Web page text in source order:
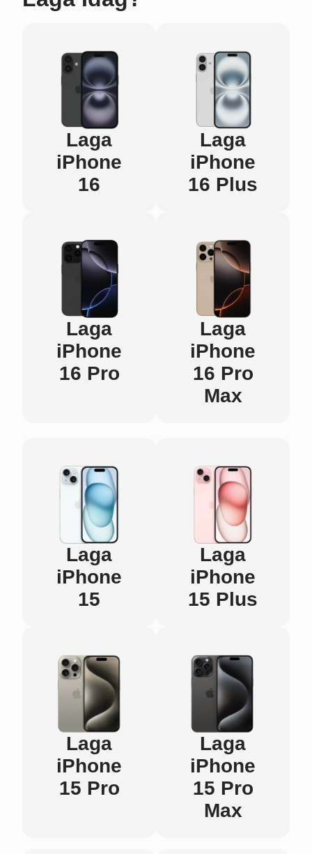
Laga
iPhone
16
Laga
iPhone
16 Plus
Laga
iPhone
16 Pro
Laga
iPhone
16 Pro
Max
Laga
iPhone
15
Laga
iPhone
15 Plus
Laga
iPhone
15 Pro
Laga
iPhone
15 Pro
Max